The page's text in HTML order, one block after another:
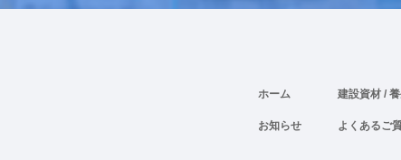
ホーム
お知らせ
建設資材 /
よくあるご